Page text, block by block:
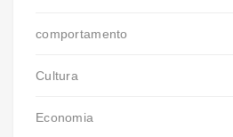
comportamento
Cultura
Economia